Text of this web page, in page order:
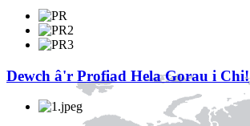
Dewch â'r Profiad Hela Gorau i Chi!